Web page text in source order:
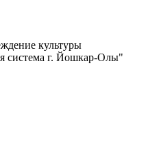
культуры
система г. Йошкар-Олы"